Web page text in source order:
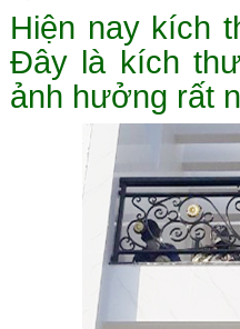
Hiện nay kích
Đây là kích
ảnh hưởng rất